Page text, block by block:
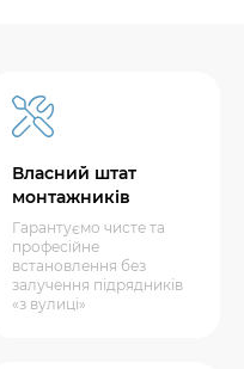
Власний штат
монтажників
Гарантуємо чисте та
професійне
встановлення без
залучення підрядників
«з вулиці»